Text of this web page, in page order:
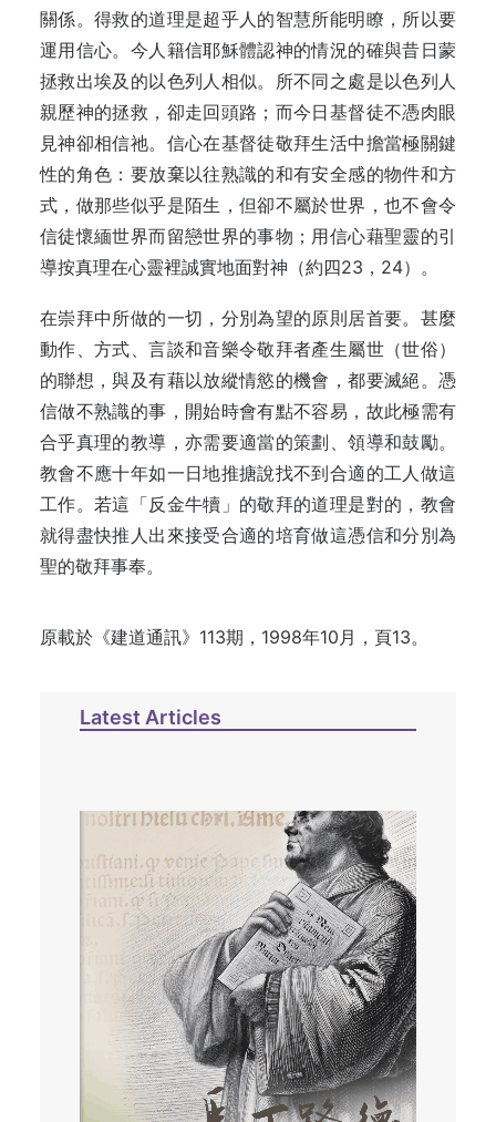
關係。得救的道理是超乎人的智慧所能明瞭，所以要
運用信心。今人籍信耶穌體認神的情況的確與昔日蒙
拯救出埃及的以色列人相似。所不同之處是以色列人
親歷神的拯救，卻走回頭路；而今日基督徒不憑肉眼
見神卻相信祂。信心在基督徒敬拜生活中擔當極關鍵
性的角色：要放棄以往熟識的和有安全感的物件和方
式，做那些似乎是陌生，但卻不屬於世界，也不會令
信徒懷緬世界而留戀世界的事物；用信心藉聖靈的引
導按真理在心靈裡誠實地面對神（約四23，24）。
在崇拜中所做的一切，分別為望的原則居首要。甚麼
動作、方式、言談和音樂令敬拜者產生屬世（世俗）
的聯想，與及有藉以放縱情慾的機會，都要滅絕。憑
信做不熟識的事，開始時會有點不容易，故此極需有
合乎真理的教導，亦需要適當的策劃、領導和鼓勵。
教會不應十年如一日地推搪說找不到合適的工人做這
工作。若這「反金牛犢」的敬拜的道理是對的，教會
就得盡快推人出來接受合適的培育做這憑信和分別為
聖的敬拜事奉。
原載於《建道通訊》113期，1998年10月，頁13。
Latest Articles